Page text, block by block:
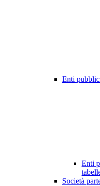
Enti
Enti
Società